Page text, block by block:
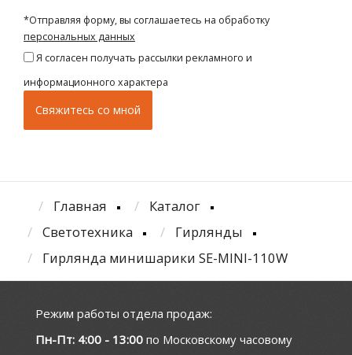
*Отправляя форму, вы соглашаетесь на обработку
персональных данных
Я согласен получать рассылки рекламного и
информационного характера
Главная
Каталог
Светотехника
Гирлянды
Гирлянда минишарики SE-MINI-110W
Режим работы отдела продаж:
Пн-Пт: 4:00 - 13:00 по Московскому часовому